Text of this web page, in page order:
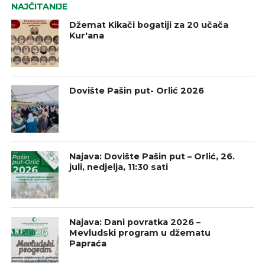
NAJČITANIJE
Džemat Kikači bogatiji za 20 učača
Kur'ana
Dovište Pašin put- Orlić 2026
Najava: Dovište Pašin put – Orlić, 26.
juli, nedjelja, 11:30 sati
Najava: Dani povratka 2026 –
Mevludski program u džematu
Papraća